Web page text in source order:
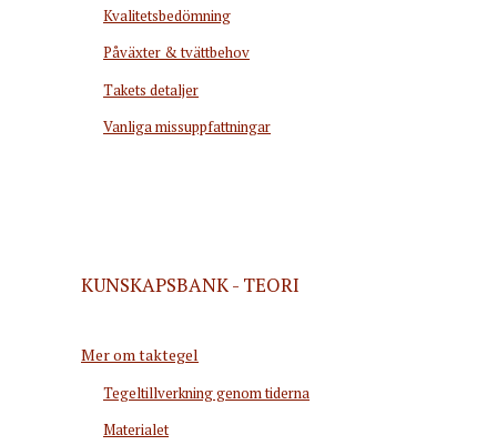
Kvalitetsbedömning
Påväxter & tvättbehov
Takets detaljer
Vanliga missuppfattningar
KUNSKAPSBANK - TEORI
Mer om taktegel
Tegeltillverkning genom tiderna
Materialet